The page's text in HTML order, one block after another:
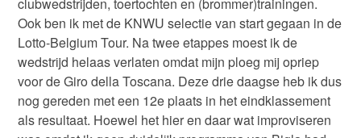
clubwedstrijden, toertochten en (brommer)trainingen.
Ook ben ik met de KNWU selectie van start gegaan in de
Lotto-Belgium Tour. Na twee etappes moest ik de
wedstrijd helaas verlaten omdat mijn ploeg mij opriep
voor de Giro della Toscana. Deze drie daagse heb ik dus
nog gereden met een 12e plaats in het eindklassement
als resultaat. Hoewel het hier en daar wat improviseren